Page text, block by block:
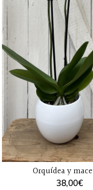
Orquídea y
38,00€